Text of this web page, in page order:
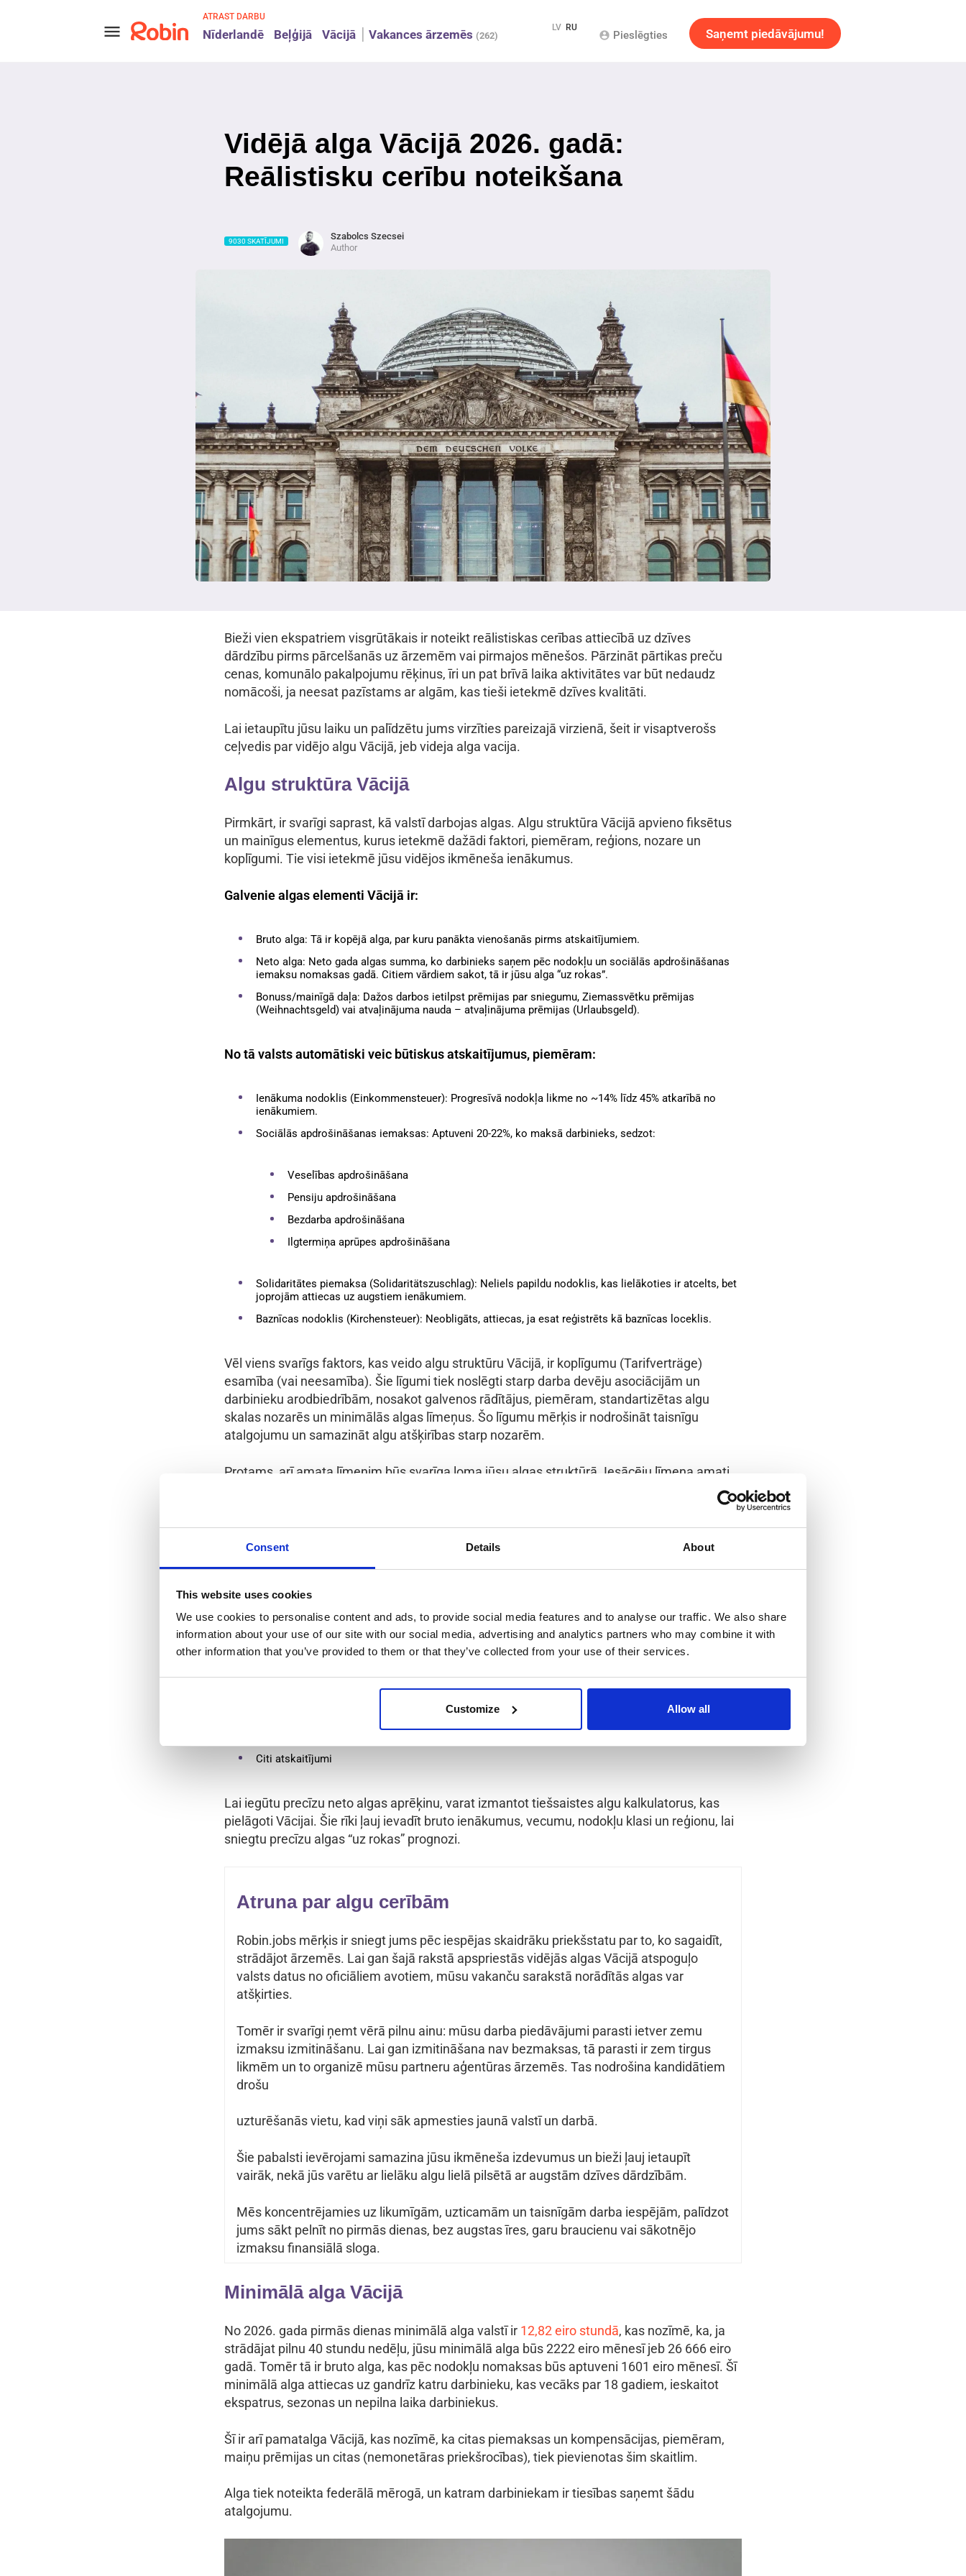
Consent Details About
This website uses cookies
We use cookies to personalise content and ads, to provide social media features and to analyse our traffic. We also share
information about your use of our site with our social media, advertising and analytics partners who may combine it with
other information that you’ve provided to them or that they’ve collected from your use of their services.
Customize Allow all
menu
ATRAST DARBU
Nīderlandē Beļģijā Vācijā Vakances ārzemēs (262) Saņemt piedāvājumu!
account_circle Pieslēgties
LV RU
Vidējā alga Vācijā 2026. gadā:
Reālistisku cerību noteikšana
9030 SKATĪJUMI
Szabolcs Szecsei
Author
Bieži vien ekspatriem visgrūtākais ir noteikt reālistiskas cerības attiecībā uz dzīves
dārdzību pirms pārcelšanās uz ārzemēm vai pirmajos mēnešos. Pārzināt pārtikas preču
cenas, komunālo pakalpojumu rēķinus, īri un pat brīvā laika aktivitātes var būt nedaudz
nomācoši, ja neesat pazīstams ar algām, kas tieši ietekmē dzīves kvalitāti.
Lai ietaupītu jūsu laiku un palīdzētu jums virzīties pareizajā virzienā, šeit ir visaptverošs
ceļvedis par vidējo algu Vācijā, jeb videja alga vacija.
Algu struktūra Vācijā
Pirmkārt, ir svarīgi saprast, kā valstī darbojas algas. Algu struktūra Vācijā apvieno fiksētus
un mainīgus elementus, kurus ietekmē dažādi faktori, piemēram, reģions, nozare un
koplīgumi. Tie visi ietekmē jūsu vidējos ikmēneša ienākumus.
Galvenie algas elementi Vācijā ir:
Bruto alga: Tā ir kopējā alga, par kuru panākta vienošanās pirms atskaitījumiem.
Neto alga: Neto gada algas summa, ko darbinieks saņem pēc nodokļu un sociālās apdrošināšanas
iemaksu nomaksas gadā. Citiem vārdiem sakot, tā ir jūsu alga “uz rokas”.
Bonuss/mainīgā daļa: Dažos darbos ietilpst prēmijas par sniegumu, Ziemassvētku prēmijas
(Weihnachtsgeld) vai atvaļinājuma nauda – atvaļinājuma prēmijas (Urlaubsgeld).
No tā valsts automātiski veic būtiskus atskaitījumus, piemēram:
Ienākuma nodoklis (Einkommensteuer): Progresīvā nodokļa likme no ~14% līdz 45% atkarībā no
ienākumiem.
Sociālās apdrošināšanas iemaksas: Aptuveni 20-22%, ko maksā darbinieks, sedzot:
Veselības apdrošināšana
Pensiju apdrošināšana
Bezdarba apdrošināšana
Ilgtermiņa aprūpes apdrošināšana
Solidaritātes piemaksa (Solidaritätszuschlag): Neliels papildu nodoklis, kas lielākoties ir atcelts, bet
joprojām attiecas uz augstiem ienākumiem.
Baznīcas nodoklis (Kirchensteuer): Neobligāts, attiecas, ja esat reģistrēts kā baznīcas loceklis.
Vēl viens svarīgs faktors, kas veido algu struktūru Vācijā, ir koplīgumu (Tarifverträge)
esamība (vai neesamība). Šie līgumi tiek noslēgti starp darba devēju asociācijām un
darbinieku arodbiedrībām, nosakot galvenos rādītājus, piemēram, standartizētas algu
skalas nozarēs un minimālās algas līmeņus. Šo līgumu mērķis ir nodrošināt taisnīgu
atalgojumu un samazināt algu atšķirības starp nozarēm.
Protams, arī amata līmenim būs svarīga loma jūsu algas struktūrā. Iesācēju līmeņa amati
tajā pašā darbā tiks atalgoti mazāk nekā vidējā līmeņa amati tajā pašā darbā vai augstākā
Kā aprēķināt savu algu Vācijā?
Lai aprēķinātu savu algu Vācijā, jums būs jāsaprot atšķirības starp bruto un neto
ienākumiem (par ko mēs runājām iepriekš).
Turklāt jums būs jāņem vērā šādi faktori, kas ietekmē jūsu neto ienākumus:
Ienākuma nodoklis (Einkommensteuer)
Citi atskaitījumi
Lai iegūtu precīzu neto algas aprēķinu, varat izmantot tiešsaistes algu kalkulatorus, kas
pielāgoti Vācijai. Šie rīki ļauj ievadīt bruto ienākumus, vecumu, nodokļu klasi un reģionu, lai
sniegtu precīzu algas “uz rokas” prognozi.
Atruna par algu cerībām
Robin.jobs mērķis ir sniegt jums pēc iespējas skaidrāku priekšstatu par to, ko sagaidīt,
strādājot ārzemēs. Lai gan šajā rakstā apspriestās vidējās algas Vācijā atspoguļo
valsts datus no oficiāliem avotiem, mūsu vakanču sarakstā norādītās algas var
atšķirties.
Tomēr ir svarīgi ņemt vērā pilnu ainu: mūsu darba piedāvājumi parasti ietver zemu
izmaksu izmitināšanu. Lai gan izmitināšana nav bezmaksas, tā parasti ir zem tirgus
likmēm un to organizē mūsu partneru aģentūras ārzemēs. Tas nodrošina kandidātiem
drošu
uzturēšanās vietu, kad viņi sāk apmesties jaunā valstī un darbā.
Šie pabalsti ievērojami samazina jūsu ikmēneša izdevumus un bieži ļauj ietaupīt
vairāk, nekā jūs varētu ar lielāku algu lielā pilsētā ar augstām dzīves dārdzībām.
Mēs koncentrējamies uz likumīgām, uzticamām un taisnīgām darba iespējām, palīdzot
jums sākt pelnīt no pirmās dienas, bez augstas īres, garu braucienu vai sākotnējo
izmaksu finansiālā sloga.
Minimālā alga Vācijā
No 2026. gada pirmās dienas minimālā alga valstī ir 12,82 eiro stundā, kas nozīmē, ka, ja
strādājat pilnu 40 stundu nedēļu, jūsu minimālā alga būs 2222 eiro mēnesī jeb 26 666 eiro
gadā. Tomēr tā ir bruto alga, kas pēc nodokļu nomaksas būs aptuveni 1601 eiro mēnesī. Šī
minimālā alga attiecas uz gandrīz katru darbinieku, kas vecāks par 18 gadiem, ieskaitot
ekspatrus, sezonas un nepilna laika darbiniekus.
Šī ir arī pamatalga Vācijā, kas nozīmē, ka citas piemaksas un kompensācijas, piemēram,
maiņu prēmijas un citas (nemonetāras priekšrocības), tiek pievienotas šim skaitlim.
Alga tiek noteikta federālā mērogā, un katram darbiniekam ir tiesības saņemt šādu
atalgojumu.